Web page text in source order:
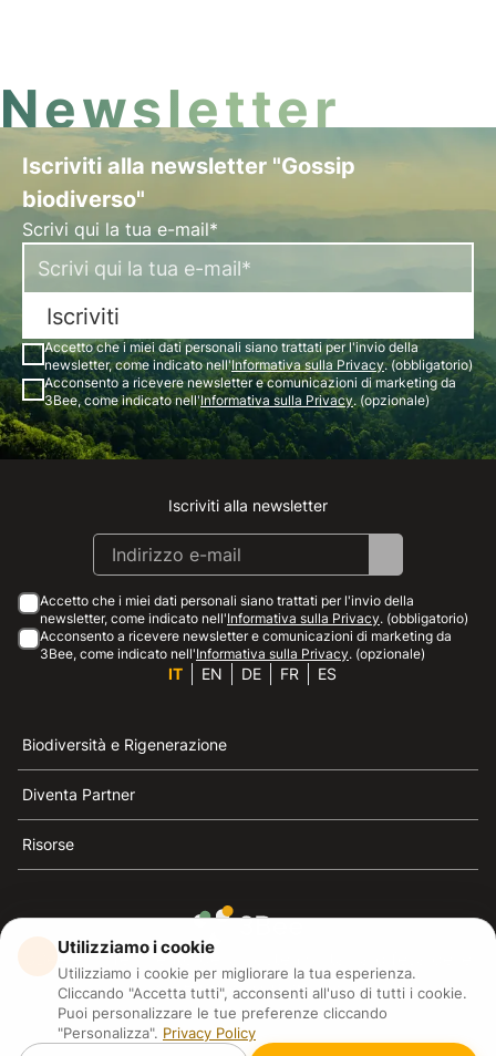
Newsletter
Iscriviti alla newsletter "Gossip
biodiverso"
Scrivi qui la tua e-mail*
Iscriviti
Accetto che i miei dati personali siano trattati per l'invio della
newsletter, come indicato nell'Informativa sulla Privacy. (obbligatorio)
Acconsento a ricevere newsletter e comunicazioni di marketing da
3Bee, come indicato nell'Informativa sulla Privacy. (opzionale)
Instagram
Facebook
Linkedin
Youtube
Iscriviti alla newsletter
Accetto che i miei dati personali siano trattati per l'invio della
newsletter, come indicato nell'Informativa sulla Privacy. (obbligatorio)
Acconsento a ricevere newsletter e comunicazioni di marketing da
3Bee, come indicato nell'Informativa sulla Privacy. (opzionale)
IT EN DE FR ES
Biodiversità e Rigenerazione
Diventa Partner
Risorse
3Bee è il riferimento della sostenibilità, la difesa delle
api e della biodiversità
3Bee S.R.L Via Pastrengo 14, 20159, Milano (MI)
P.IVA: IT09711590969
Utilizziamo i cookie
Utilizziamo i cookie per migliorare la tua esperienza.
Cliccando "Accetta tutti", acconsenti all'uso di tutti i cookie.
Puoi personalizzare le tue preferenze cliccando
"Personalizza". Privacy Policy